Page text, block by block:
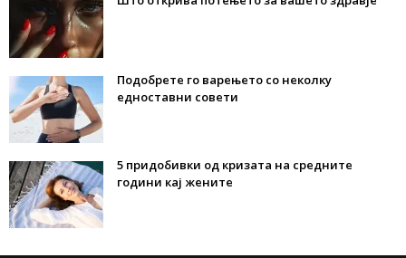
Подобрете го варењето со неколку
едноставни совети
5 придобивки од кризата на средните
години кај жените